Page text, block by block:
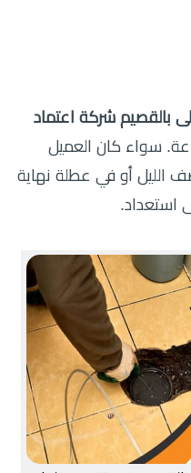
بالقصيم شركة اعتماد
سواء كان العميل
الليل أو في عطلة نهاية
استعداد.